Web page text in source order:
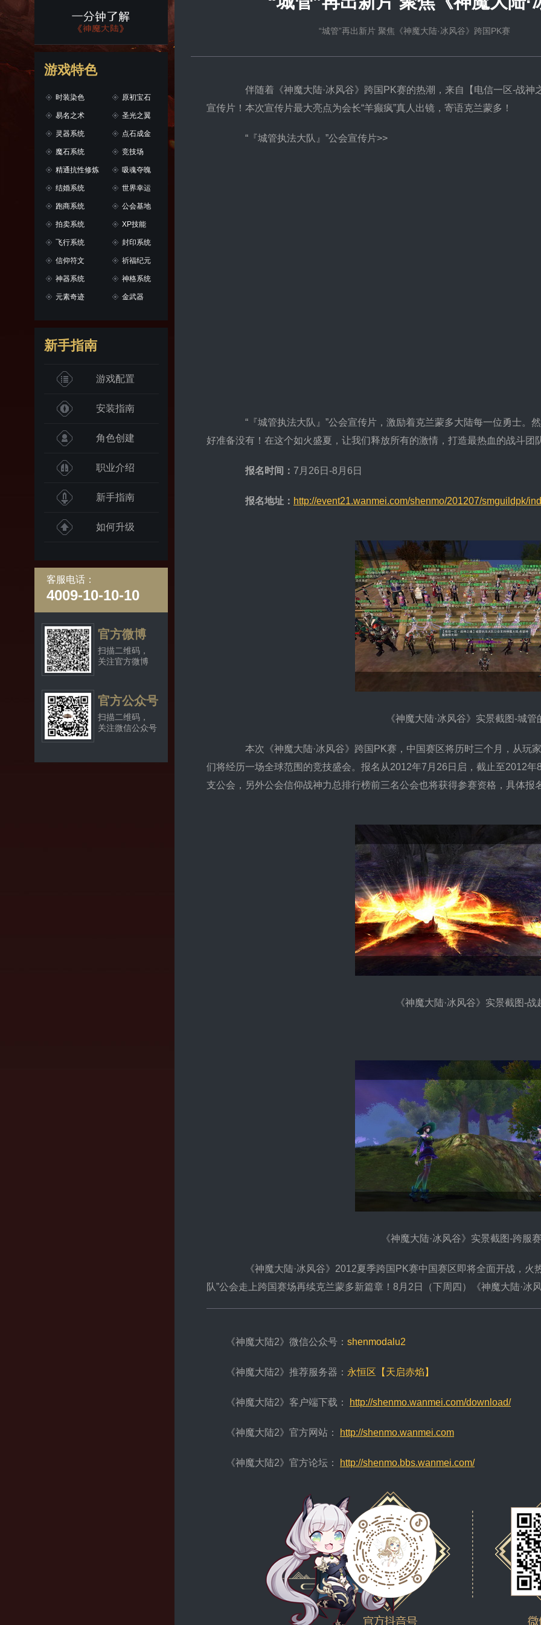
游戏特色
时装染色
易名之术
灵器系统
魔石系统
精通抗性修炼
结婚系统
跑商系统
拍卖系统
飞行系统
信仰符文
神器系统
元素奇迹
原初宝石
圣光之翼
点石成金
竞技场
吸魂夺魄
世界幸运
公会基地
XP技能
封印系统
祈福纪元
神格系统
金武器
新手指南
游戏配置
安装指南
角色创建
职业介绍
新手指南
如何升级
客服电话：
4009-10-10-10
官方微博
扫描二维码，
关注官方微博
官方公众号
扫描二维码，
关注微信公众号
“城管”再出新片 聚焦《神魔大陆·冰风谷》跨国PK
伴随着《神魔大陆·冰风谷》跨国PK赛的热潮，来自【电信一区-战神
宣传片！本次宣传片最大亮点为会长“羊癫疯”真人出镜，寄语克兰蒙多！
“『城管执法大队』”公会宣传片>>
“『城管执法大队』”公会宣传片，激励着克兰蒙多大陆每一位勇士。
好准备没有！在这个如火盛夏，让我们释放所有的激情，打造最热血的战斗团
报名时间： 7月26日-8月6日
报名地址： http://event21.wanmei.com/shenmo/201207/smguildpk/
《神魔大陆·冰风谷》实景截图-城管
本次《神魔大陆·冰风谷》跨国PK赛，中国赛区将历时三个月，从玩
们将经历一场全球范围的竞技盛会。报名从2012年7月26日启，截止至2012
支公会，另外公会信仰战神力总排行榜前三名公会也将获得参赛资格，具体报
《神魔大陆·冰风谷》实景截图-战
《神魔大陆·冰风谷》实景截图-跨服
《神魔大陆·冰风谷》2012夏季跨国PK赛中国赛区即将全面开战，火
队”公会走上跨国赛场再续克兰蒙多新篇章！8月2日（下周四）《神魔大陆·冰
《神魔大陆2》微信公众号： shenmodalu2
《神魔大陆2》推荐服务器： 永恒区【天启赤焰】
《神魔大陆2》客户端下载： http://shenmo.wanmei.com/download/
《神魔大陆2》官方网站： http://shenmo.wanmei.com
《神魔大陆2》官方论坛： http://shenmo.bbs.wanmei.com/